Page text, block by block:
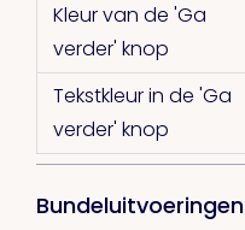
Kleur van de 'Ga
verder' knop
Tekstkleur in de 'Ga
verder' knop
Bundeluitvoeringen